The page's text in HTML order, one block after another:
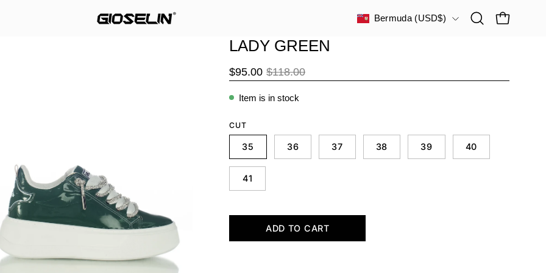
COUNTRY
Bermuda (USD$)
OpenOPEN
LADY GREEN
$95.00 $118.00
Item is in stock
CUT
35 36 37 38 39 40
41
ADD TO CART